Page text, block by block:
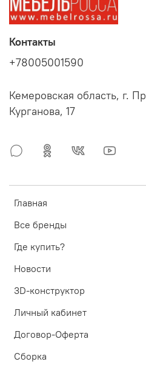
Главная
Все бренды
Где купить?
Новости
3D-конструктор
Личный кабинет
Договор-Оферта
Сборка
Контакты
+78005001590
Кемеровская область, г.
Курганова, 17